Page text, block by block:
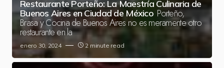
Restaurante Porteño: La Maestría Culinaria de
Buenos Aires en Ciudad de México Porteño,
Brasa y Cocina de Buenos Aires no es meramente otro
restaurante en la
enero 30, 2024 2 minute read